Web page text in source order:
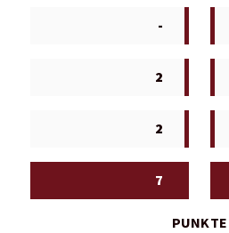
-
2
2
7
PUNKTE